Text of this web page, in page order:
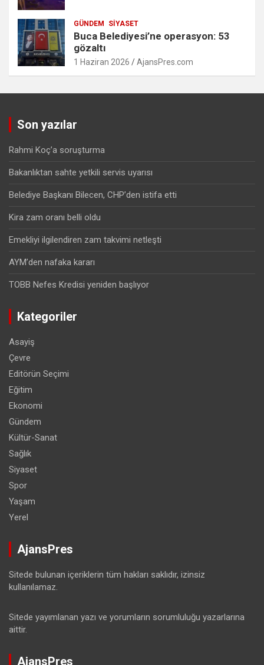
GÜNDEM SIYASET
Buca Belediyesi’ne operasyon: 53
gözaltı
1 Haziran 2026 AjansPres.com
Son yazılar
Rahmi Koç’a soruşturma
Bakanlıktan sahte yetkili servis uyarısı
Belediye Başkanı Bilecen, CHP’den istifa etti
Kira zam oranı belli oldu
Emekliyi ilgilendiren zam takvimi netleşti
AYM’den nafaka kararı
TOBB Nefes Kredisi yeniden başlıyor
Kategoriler
Asayiş
Çevre
Editörün Seçimi
Eğitim
Ekonomi
Gündem
Kültür-Sanat
Sağlık
Siyaset
Spor
Yaşam
Yerel
AjansPres
Sitede bulunan içeriklerin tüm hakları saklıdır, izinsiz
kullanılamaz.
Sitede yayımlanan yazı ve yorumların sorumluluğu yazarlarına
aittir.
AjansPres